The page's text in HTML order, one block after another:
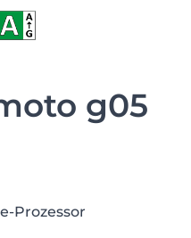
g05
Prozessor